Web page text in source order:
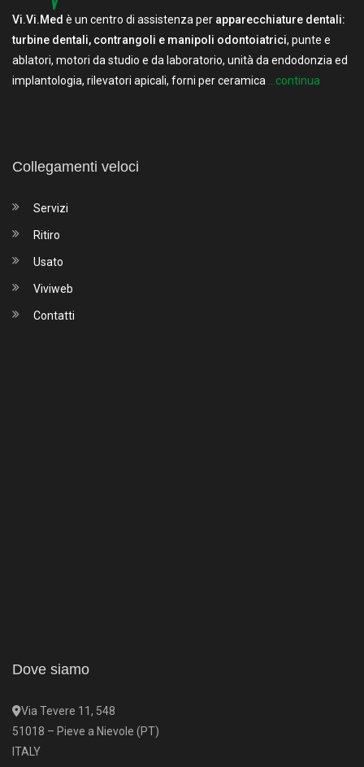
Vi.Vi.Med è un centro di assistenza per apparecchiature dentali:
turbine dentali, contrangoli e manipoli odontoiatrici, punte e
ablatori, motori da studio e da laboratorio, unità da endodonzia ed
implantologia, rilevatori apicali, forni per ceramica
...continua
Collegamenti veloci
Servizi
Ritiro
Usato
Viviweb
Contatti
Dove siamo
Via Tevere 11, 548
51018 – Pieve a Nievole (PT)
ITALY